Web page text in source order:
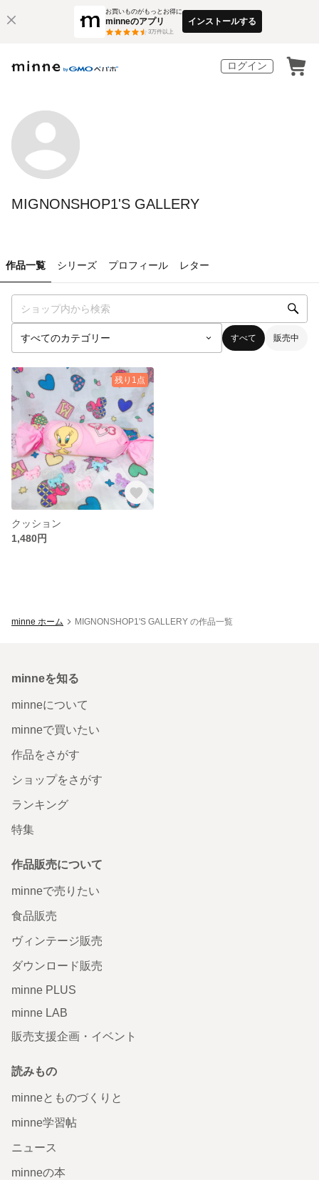
お買いものがもっとお得に
minneのアプリ
3万件以上
インストールする
ログイン
MIGNONSHOP1'S GALLERY
作品一覧 シリーズ プロフィール レター
すべて 販売中
残り1点
クッション
1,480円
minne ホーム MIGNONSHOP1'S GALLERY の作品一覧
minneを知る
minneについて
minneで買いたい
作品をさがす
ショップをさがす
ランキング
特集
作品販売について
minneで売りたい
食品販売
ヴィンテージ販売
ダウンロード販売
minne PLUS
minne LAB
販売支援企画・イベント
読みもの
minneとものづくりと
minne学習帖
ニュース
minneの本